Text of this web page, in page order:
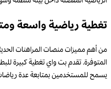
تغطية رياضية واسعة
من أهم مميزات منصات المراهنات
المتوفرة. تقدم بت واي تغطية كبيرة
يسمح للمستخدمين بمتابعة عدة